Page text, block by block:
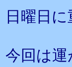
日曜日
今回は